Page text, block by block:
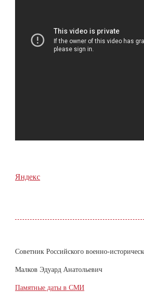
Яндекс
Советник Российского военно-
Малков Эдуард Анатольевич
Памятные даты в СМИ